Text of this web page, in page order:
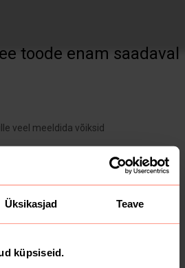
Üksikasjad Teave
küpsiseid.
toode enam saadaval
veel meeldida võiksid